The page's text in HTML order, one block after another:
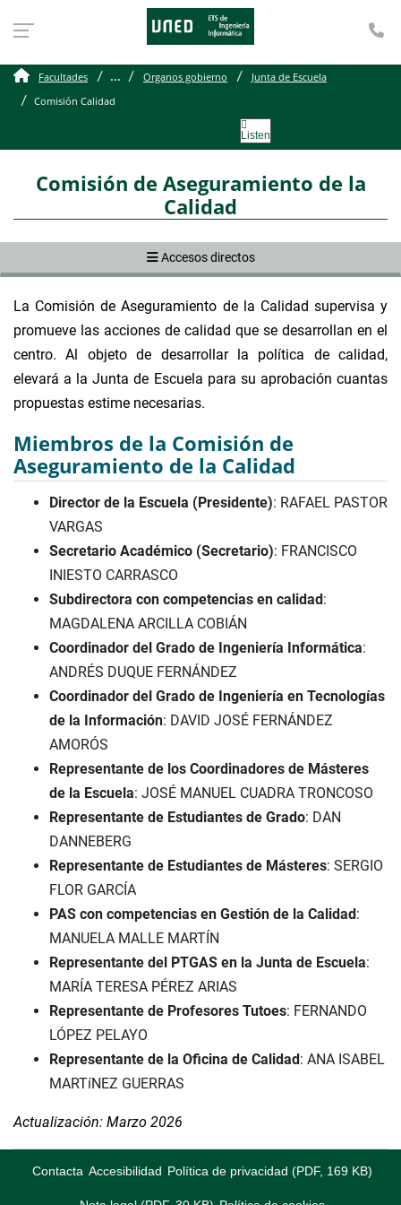
Comisión de
Facultades ... Organos gobierno
Junta de Escuela
Comisión Calidad
Listen
Comisión de Aseguramiento de la
Calidad
Accesos directos
La Comisión de Aseguramiento de la Calidad supervisa y
promueve las acciones de calidad que se desarrollan en el
centro. Al objeto de desarrollar la política de calidad,
elevará a la Junta de Escuela para su aprobación cuantas
propuestas estime necesarias.
Miembros de la Comisión de
Aseguramiento de la Calidad
Director de la Escuela (Presidente): RAFAEL PASTOR
VARGAS
Secretario Académico (Secretario): FRANCISCO
INIESTO CARRASCO
Subdirectora con competencias en calidad:
MAGDALENA ARCILLA COBIÁN
Coordinador del Grado de Ingeniería Informática:
ANDRÉS DUQUE FERNÁNDEZ
Coordinador del Grado de Ingeniería en Tecnologías
de la Información: DAVID JOSÉ FERNÁNDEZ
AMORÓS
Representante de los Coordinadores de Másteres
de la Escuela: JOSÉ MANUEL CUADRA TRONCOSO
Representante de Estudiantes de Grado: DAN
DANNEBERG
Representante de Estudiantes de Másteres: SERGIO
FLOR GARCÍA
PAS con competencias en Gestión de la Calidad:
MANUELA MALLE MARTÍN
Representante del PTGAS en la Junta de Escuela:
MARÍA TERESA PÉREZ ARIAS
Representante de Profesores Tutoes: FERNANDO
LÓPEZ PELAYO
Representante de la Oficina de Calidad: ANA ISABEL
MARTíNEZ GUERRAS
Actualización: Marzo 2026
Contacta Accesibilidad Política de privacidad (PDF, 169 KB)